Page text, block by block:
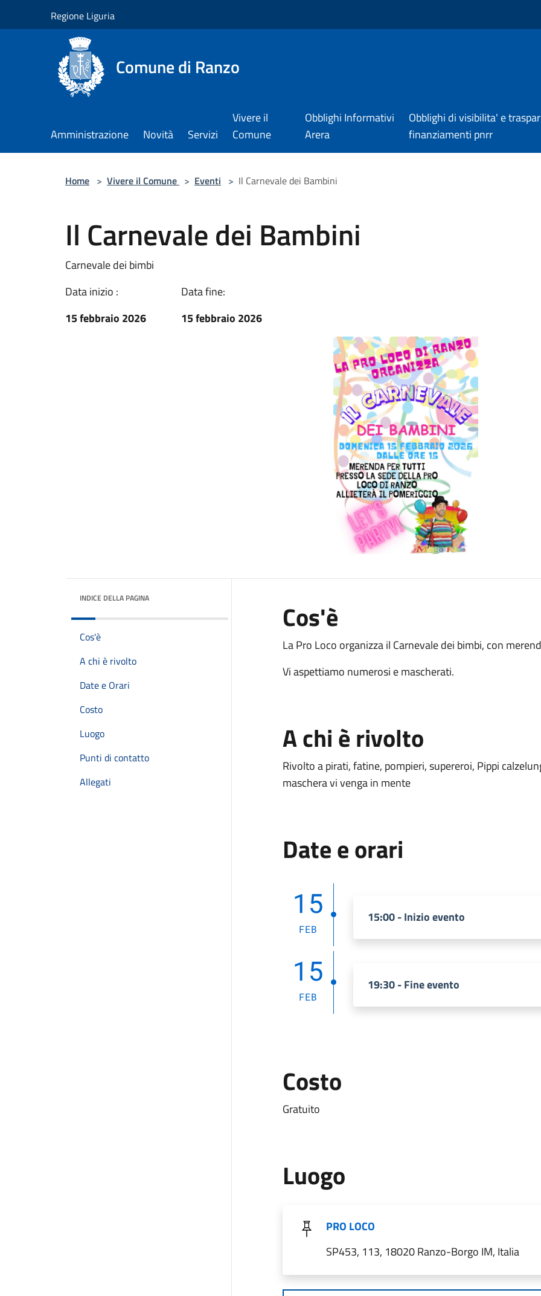
Regione Liguria
Comune di Ranzo
Amministrazione Novità Servizi
Vivere il
Comune
Obblighi Informativi
Arera
Obblighi di visibilita' e
finanziamenti pnrr
Home > Vivere il Comune > Eventi > Il Carnevale dei Bambini
Il Carnevale dei Bambini
Carnevale dei bimbi
Data inizio :
15 febbraio 2026
Data fine:
15 febbraio 2026
INDICE DELLA PAGINA
Cos'è
A chi è rivolto
Date e Orari
Costo
Luogo
Punti di contatto
Allegati
Cos'è
La Pro Loco organizza il Carnevale dei bimbi, con
Vi aspettiamo numerosi e mascherati.
A chi è rivolto
Rivolto a pirati, fatine, pompieri, supereroi, Pippi
maschera vi venga in mente
Date e orari
15
FEB
15:00 - Inizio evento
15
FEB
19:30 - Fine evento
Costo
Gratuito
Luogo
PRO LOCO
SP453, 113, 18020 Ranzo-Borgo IM, Italia